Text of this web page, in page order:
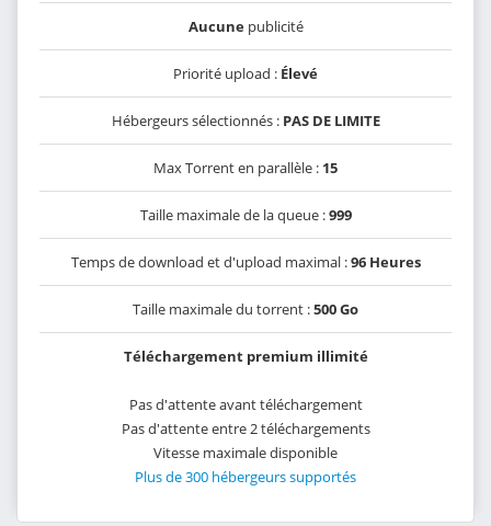
Aucunepublicité
Priorité upload : Élevé
Hébergeurs sélectionnés : PAS DE LIMITE
Max Torrent en parallèle : 15
Taille maximale de la queue :999
Temps de download et d'upload maximal :96 Heures
Taille maximale du torrent :500 Go
Téléchargement premium illimité
Pas d'attente avant téléchargement
Pas d'attente entre 2 téléchargements
Vitesse maximale disponible
Plus de 300 hébergeurs supportés